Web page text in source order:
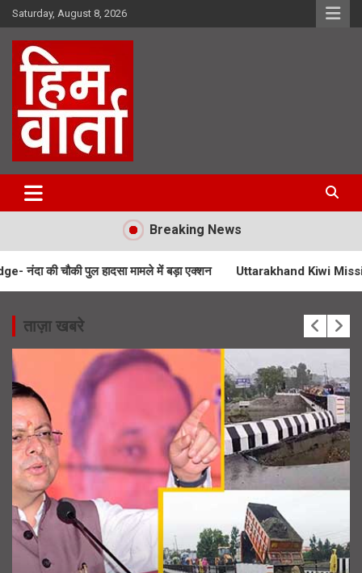
Skip
to
content
Saturday, August 8, 2026
Him Varta
Breaking News
पुल हादसा मामले में बड़ा एक्शन Uttarakhand Kiwi Mission- उत्तराखंड में
ताज़ा खबरे